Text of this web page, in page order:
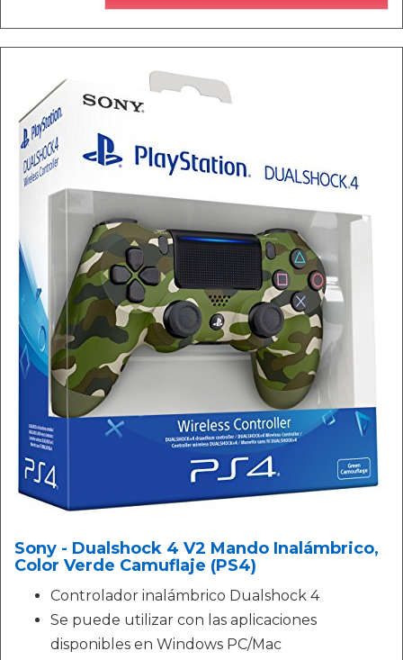
Sony - Dualshock 4 V2 Mando Inalámbrico,
Color Verde Camuflaje (PS4)
Controlador inalámbrico Dualshock 4
Se puede utilizar con las aplicaciones
disponibles en Windows PC/Mac